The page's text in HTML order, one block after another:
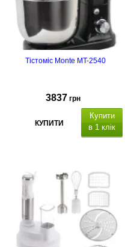
Тістоміс Monte MT-2540
3837 грн
КУПИТИ
Купити
в 1 клік